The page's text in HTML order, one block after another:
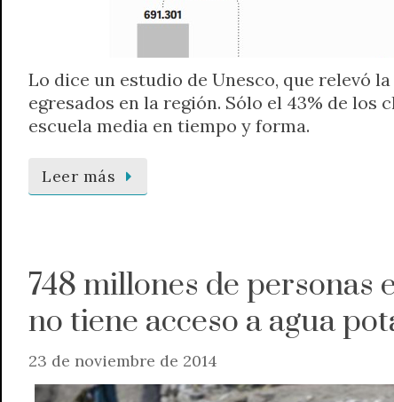
Lo dice un estudio de Unesco, que relevó
egresados en la región. Sólo el 43% de los
escuela media en tiempo y forma.
Leer más
748 millones de personas
no tiene acceso a agua
23 de noviembre de 2014